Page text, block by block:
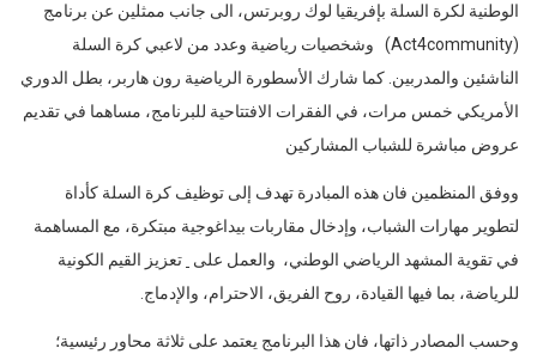
الوطنية لكرة السلة بإفريقيا لوك روبرتس، الى جانب ممثلين عن برنامج
(Act4community) وشخصيات رياضية وعدد من لاعبي كرة السلة
الناشئين والمدربين. كما شارك الأسطورة الرياضية رون هاربر، بطل الدوري
الأمريكي خمس مرات، في الفقرات الافتتاحية للبرنامج، مساهما في تقديم
عروض مباشرة للشباب المشاركين
ووفق المنظمين فان هذه المبادرة تهدف إلى توظيف كرة السلة كأداة
لتطوير مهارات الشباب، وإدخال مقاربات بيداغوجية مبتكرة، مع المساهمة
في تقوية المشهد الرياضي الوطني، والعمل على
تعزيز القيم الكونية
للرياضة، بما فيها القيادة، روح الفريق، الاحترام، والإدماج.
وحسب المصادر ذاتها، فان هذا البرنامج يعتمد على ثلاثة محاور رئيسية؛